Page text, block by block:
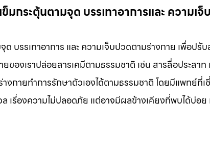
กระตุ้นตามจุด บรรเทาอาการและ ความเ
บรรเทาอาการ และ ความเจ็บปวดตามร่างกาย เพื่อปรั
องเราปล่อยสารเคมีตามธรรมชาติ เช่น สารสื่อประสาท
งกายทำการรักษาตัวเองได้ตามธรรมชาติ โดยมีแพทย์ที่
ล เรื่องความไม่ปลอดภัย แต่อาจมีผลข้างเคียงที่พบได้บ่อย